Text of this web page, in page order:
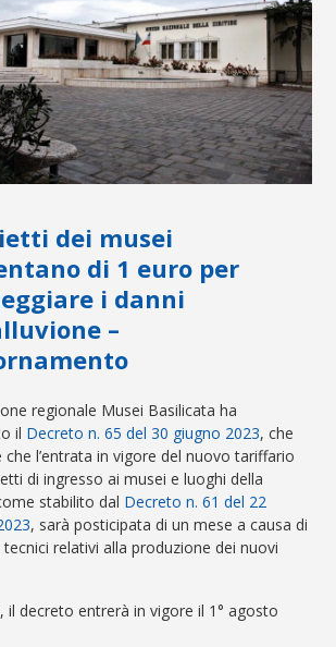
dei musei
di 1 euro per
i danni
–
regionale Musei Basilicata ha
il Decreto n. 65 del 30 giugno 2023, che
che l’entrata in vigore del nuovo tariffario
di ingresso ai musei e luoghi della
stabilito dal Decreto n. 61 del 22
, sarà posticipata di un mese a causa di
relativi alla produzione dei nuovi
il decreto entrerà in vigore il 1° agosto